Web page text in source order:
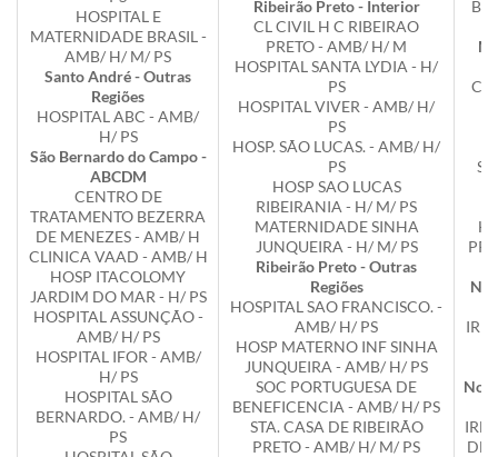
HOSPITAL E
MATERNIDADE BRASIL -
AMB/ H/ M/ PS
Santo André - Outras
Regiões
HOSPITAL ABC - AMB/
H/ PS
São Bernardo do Campo -
ABCDM
CENTRO DE
TRATAMENTO BEZERRA
DE MENEZES - AMB/ H
CLINICA VAAD - AMB/ H
HOSP ITACOLOMY
JARDIM DO MAR - H/ PS
HOSPITAL ASSUNÇÃO -
AMB/ H/ PS
HOSPITAL IFOR - AMB/
H/ PS
HOSPITAL SÃO
BERNARDO. - AMB/ H/
PS
Ribeirão Preto - Interior
CL CIVIL H C RIBEIRAO
PRETO - AMB/ H/ M
HOSPITAL SANTA LYDIA - H/
PS
HOSPITAL VIVER - AMB/ H/
PS
HOSP. SÃO LUCAS. - AMB/ H/
PS
HOSP SAO LUCAS
RIBEIRANIA - H/ M/ PS
MATERNIDADE SINHA
JUNQUEIRA - H/ M/ PS
Ribeirão Preto - Outras
Regiões
HOSPITAL SAO FRANCISCO. -
AMB/ H/ PS
HOSP MATERNO INF SINHA
JUNQUEIRA - AMB/ H/ PS
SOC PORTUGUESA DE
BENEFICENCIA - AMB/ H/ PS
STA. CASA DE RIBEIRÃO
PRETO - AMB/ H/ M/ PS
S
IRM
DE